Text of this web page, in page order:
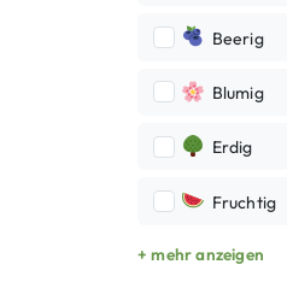
Beerig
Blumig
Erdig
Fruchtig
+ mehr anzeigen